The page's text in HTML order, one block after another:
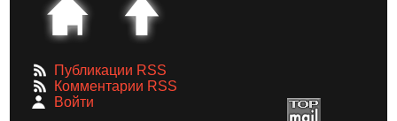
Публикации RSS
Комментарии RSS
Войти